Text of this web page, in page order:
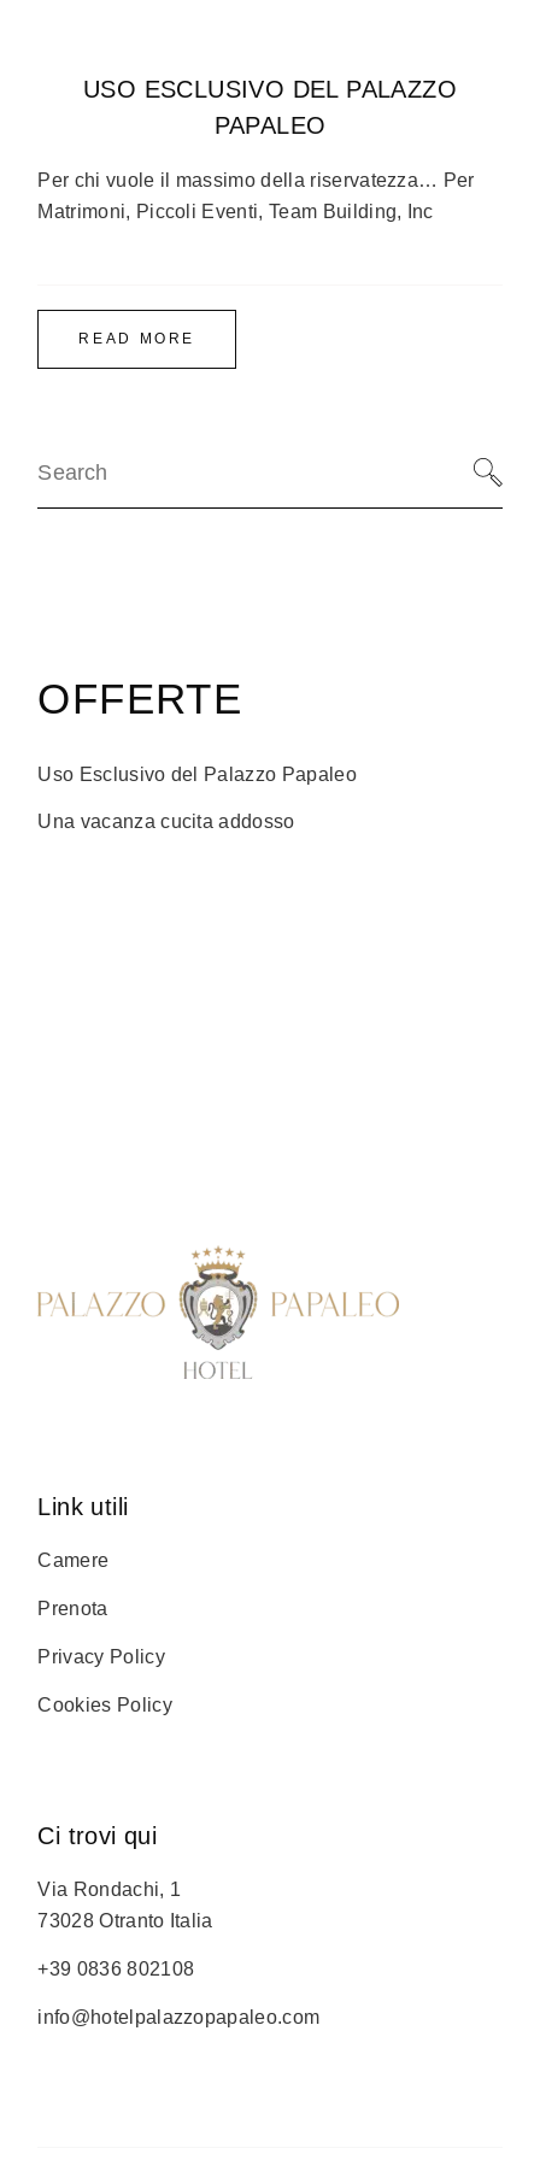
USO ESCLUSIVO DEL PALAZZO
PAPALEO
Per chi vuole il massimo della riservatezza… Per
Matrimoni, Piccoli Eventi, Team Building, Inc
READ MORE
OFFERTE
Uso Esclusivo del Palazzo Papaleo
Una vacanza cucita addosso
Link utili
Camere
Prenota
Privacy Policy
Cookies Policy
Ci trovi qui
Via Rondachi, 1
73028 Otranto Italia
+39 0836 802108
info@hotelpalazzopapaleo.com